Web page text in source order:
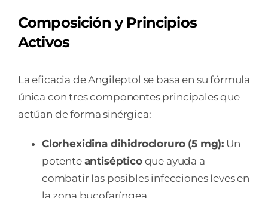
Composición y Principios
Activos
La eficacia de Angileptol se basa en su fórmula
única con tres componentes principales que
actúan de forma sinérgica:
Clorhexidina dihidrocloruro (5 mg): Un
potente antisépticoque ayuda a
combatir las posibles infecciones leves en